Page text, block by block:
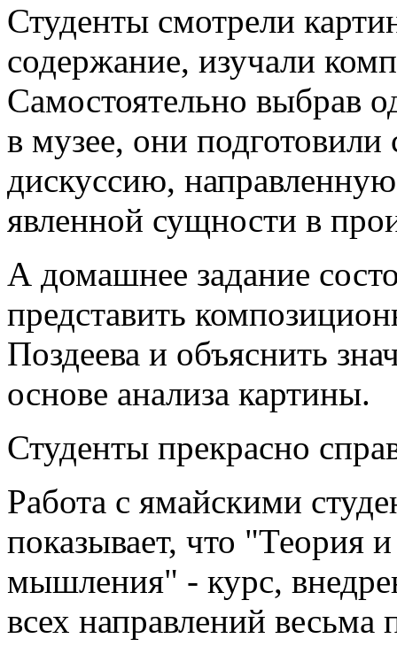
Студенты смотрели
содержание, изучали
Самостоятельно выбрав
в музее, они
дискуссию,
явленной сущности в
А домашнее задание
представить
Поздеева и объяснить
основе анализа картины.
Студенты прекрасно
Работа с ямайскими
показывает, что "Теория
мышления" - курс,
всех направлений весьма